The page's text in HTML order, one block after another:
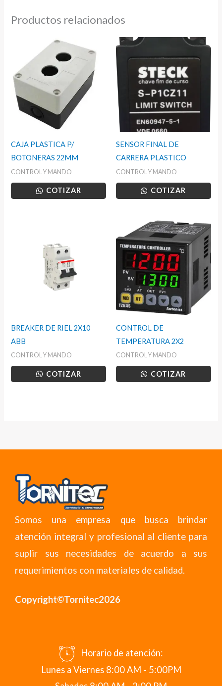
Productos relacionados
CAJA PLASTICA P/
BOTONERAS 22MM
CONTROL Y MANDO
COTIZAR
SENSOR FINAL DE
CARRERA PLASTICO
CONTROL Y MANDO
COTIZAR
BREAKER DE RIEL 2X10
ABB
CONTROL Y MANDO
COTIZAR
CONTROL DE
TEMPERATURA 2X2
CONTROL Y MANDO
COTIZAR
Somos una empresa que busca brindar
atención integral y profesional al cliente para
suplir sus necesidades de acuerdo a sus
requerimientos con materiales de calidad.
Copyright©Tornitec2026
Horario de atención:
Lunes a Viernes 8:00 AM - 5:00PM